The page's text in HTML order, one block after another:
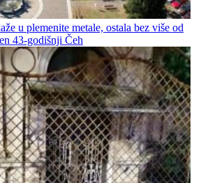
u plemenite metale, ostala bez više od
43-godišnji Čeh